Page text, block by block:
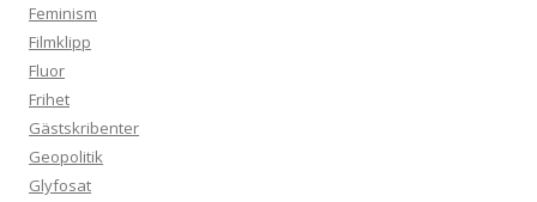
Feminism
Filmklipp
Fluor
Frihet
Gästskribenter
Geopolitik
Glyfosat